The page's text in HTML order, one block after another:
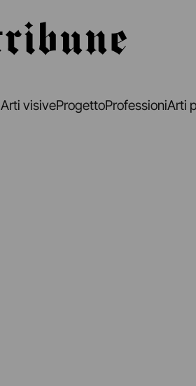
Arti visiveProgettoProfessioniArti